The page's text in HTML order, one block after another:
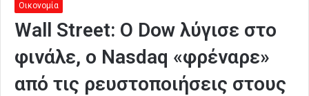
Οικονομία
Wall Street: Ο Dow λύγισε στο
φινάλε, ο Nasdaq «φρέναρε»
από τις ρευστοποιήσεις στους